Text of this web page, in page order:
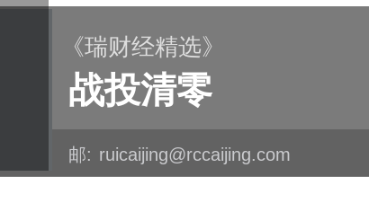
《瑞财经精选》
战投清零
邮: ruicaijing@rccaijing.com